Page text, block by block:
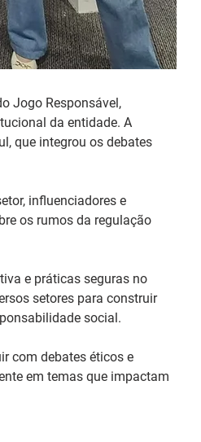
Jogo Responsável,
da entidade. A
que integrou os debates
influenciadores e
os rumos da regulação
e práticas seguras no
setores para construir
social.
com debates éticos e
em temas que impactam